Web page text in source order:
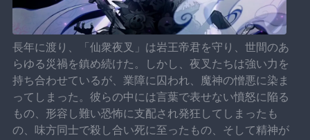
長年に渡り、「仙衆夜叉」は岩王帝君を守り、世間のあ
らゆる災禍を鎮め続けた。しかし、夜叉たちは強い力を
持ち合わせているが、業障に囚われ、魔神の憎悪に染ま
ってしまった。彼らの中には言葉で表せない憤怒に陥る
もの、形容し難い恐怖に支配され発狂してしまったも
の、味方同士で殺し合い死に至ったもの、そして精神が